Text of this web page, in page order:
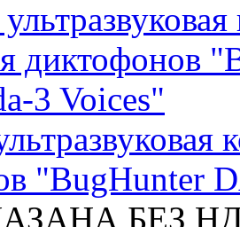
"BugHunter
БЕЗ НДС